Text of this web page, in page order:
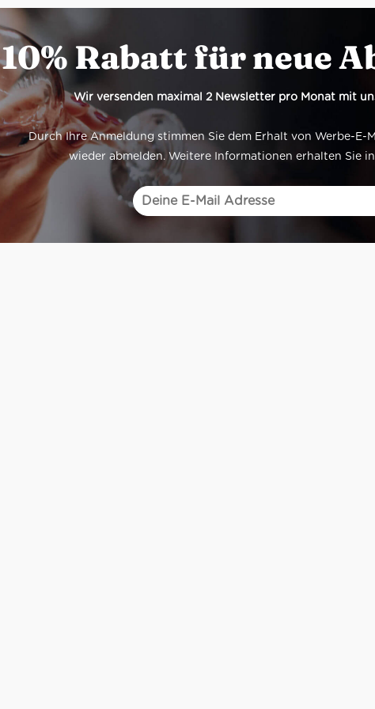
10% Rabatt für neue
Wir versenden maximal 2 Newsletter pro Monat mit
Durch Ihre Anmeldung stimmen Sie dem Erhalt von Werbe-E-
wieder abmelden. Weitere Informationen erhalten Sie